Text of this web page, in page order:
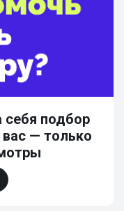
подбор
вас — только